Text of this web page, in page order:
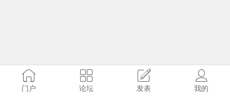
门户 论坛 发表 我的